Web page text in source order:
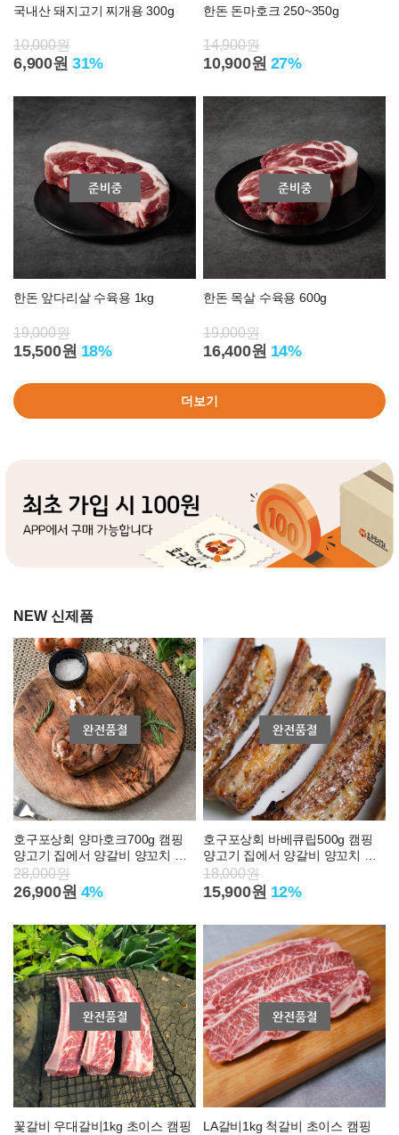
국내산 돼지고기 찌개용 300g
10,000원
6,900원 31%
한돈 돈마호크 250~350g
14,900원
10,900원 27%
한돈 앞다리살 수육용 1kg
19,000원
15,500원 18%
한돈 목살 수육용 600g
19,000원
16,400원 14%
더보기
NEW 신제품
호구포상회 양마호크700g 캠핑
양고기 집에서 양갈비 양꼬치 어
린 숄더랙 파는곳
28,000원
26,900원 4%
호구포상회 바베큐립500g 캠핑
양고기 집에서 양갈비 양꼬치 어
린 양마호크 숄더랙 파는곳
18,000원
15,900원 12%
꽃갈비 우대갈비1kg 초이스 캠핑 LA갈비1kg 척갈비 초이스 캠핑